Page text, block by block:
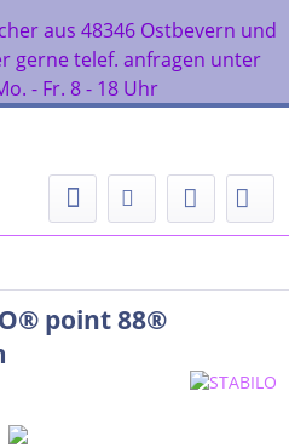
aus 48346 Ostbevern und
gerne telef. anfragen unter
- Fr. 8 - 18 Uhr
point 88®